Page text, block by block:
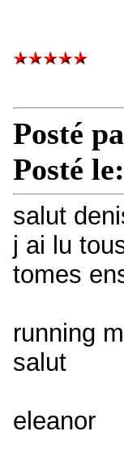
Posté
Posté le:
salut
j ai lu
tomes
running
salut
eleanor